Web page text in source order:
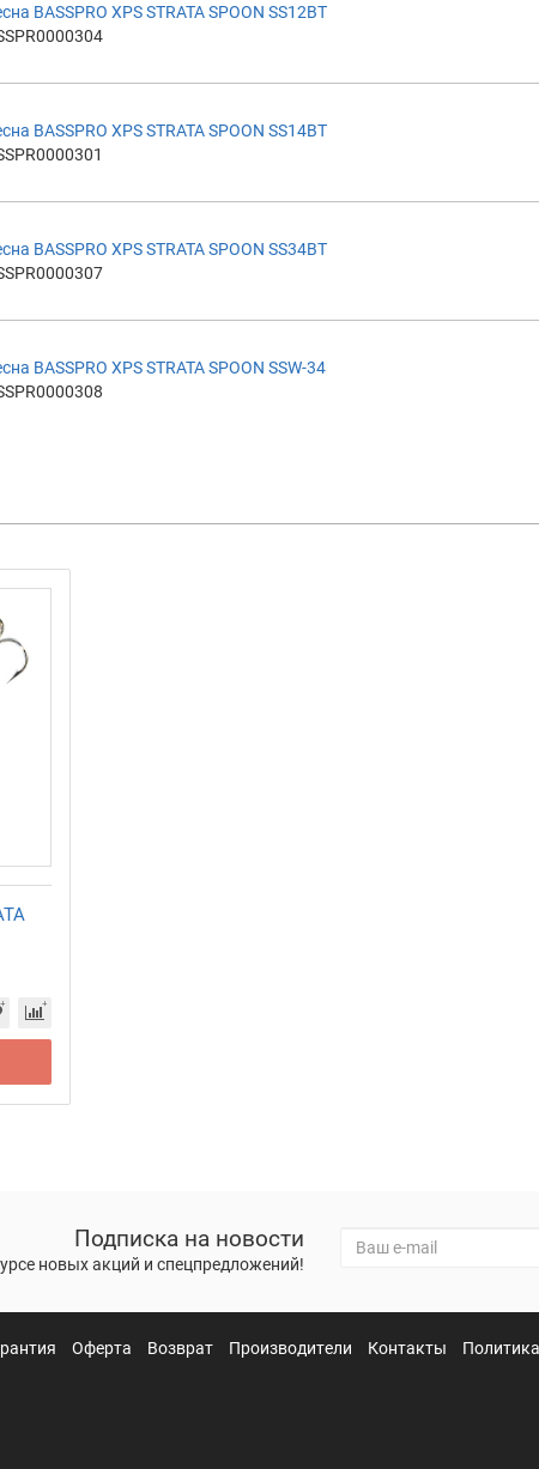
BASSPRO XPS STRATA SPOON SS12BT
BASSPRO XPS STRATA SPOON SS14BT
BASSPRO XPS STRATA SPOON SS34BT
BASSPRO XPS STRATA SPOON SSW-34
Подписка на новости
новых акций и спецпредложений!
Оферта Возврат Производители Контакты
Политика